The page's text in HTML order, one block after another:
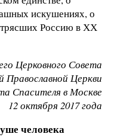
искушениях, о
Россию в ХХ
Церковного Совета
Православной Церкви
Спасителя в Москве
12 октября 2017 года
человека